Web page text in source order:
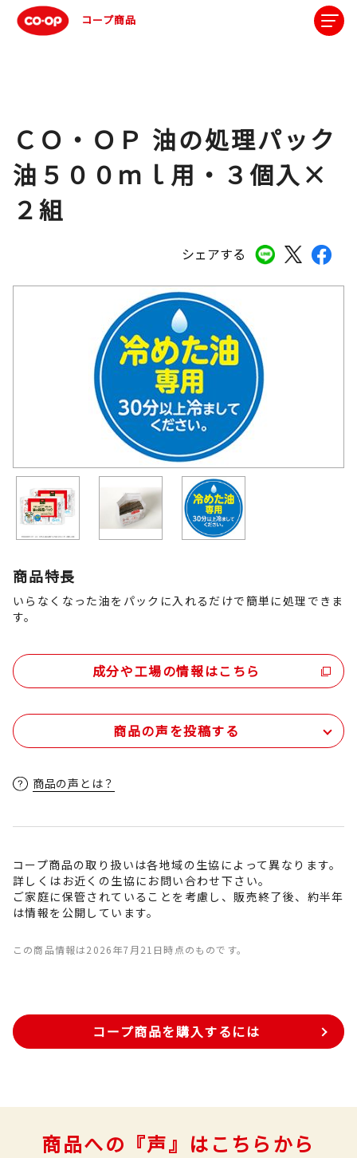
コープ商品
シェアする
ＣＯ・ＯＰ 油の処理パック
油５００ｍｌ用・３個入×
２組
商品特長
いらなくなった油をパックに入れるだけで簡単に処理できま
す。
成分や工場の情報はこちら
商品の声を投稿する
商品の声とは？
コープ商品の取り扱いは各地域の生協によって異なります。
詳しくはお近くの生協にお問い合わせ下さい。
ご家庭に保管されていることを考慮し、販売終了後、約半年
は情報を公開しています。
この商品情報は2026年7月21日時点のものです。
コープ商品を購入するには
商品への『声』はこちらから